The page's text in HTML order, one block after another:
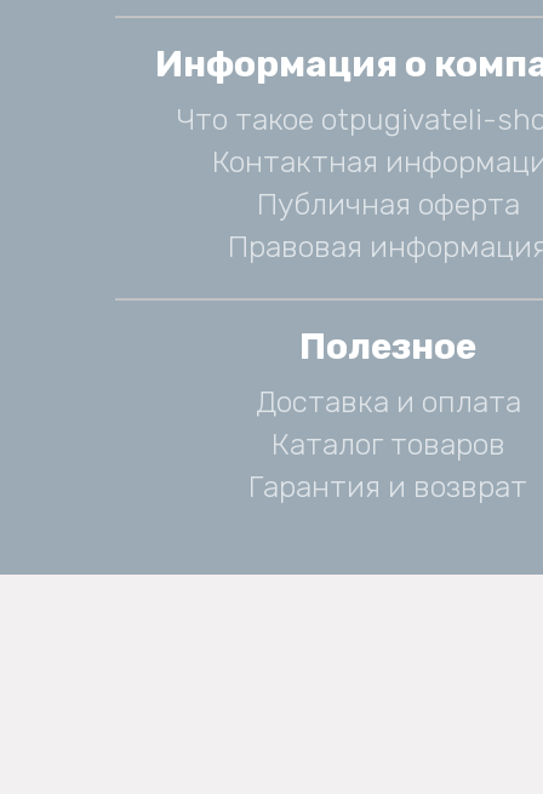
Информация о
Что такое otpugivateli-
Контактная
Публичная оферта
Правовая
Полезное
Доставка и оплата
Каталог товаров
Гарантия и возврат